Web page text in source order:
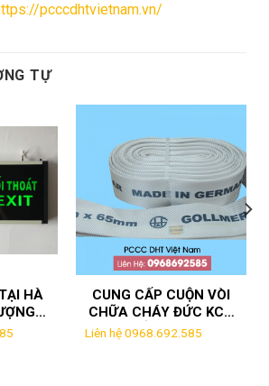
pcccdhtvietnam.vn/
TỰ
HÀ
GIÁ
CUNG CẤP CUỘN VÒI
CHỮA CHÁY ĐỨC KCN
LIÊM CẦN HÀ NAM
Liên hệ 0968.692.585